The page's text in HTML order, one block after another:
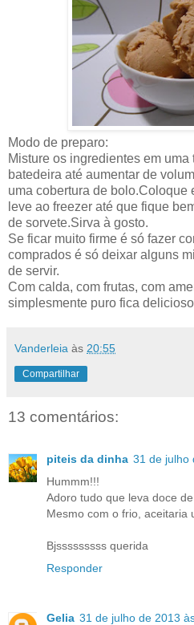
Modo de preparo:
Misture os ingredientes em uma
batedeira até aumentar de
uma cobertura de bolo.Coloque
leve ao freezer até que fique
de sorvete.Sirva à gosto.
Se ficar muito firme é só fazer
comprados é só deixar alguns
de servir.
Com calda, com frutas, com
simplesmente puro fica
Vanderleia às 20:55
Compartilhar
13 comentários:
piteis da dinha 31 de julho
Hummm!!!
Adoro tudo que leva doce
Mesmo com o frio, aceitaria
Bjsssssssss querida
Responder
Gelia 31 de julho de 2013